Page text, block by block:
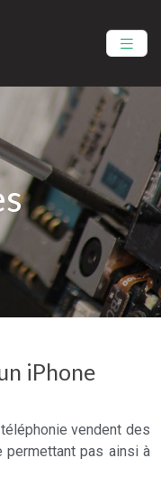
iPhone
vendent des
permettant pas ainsi à